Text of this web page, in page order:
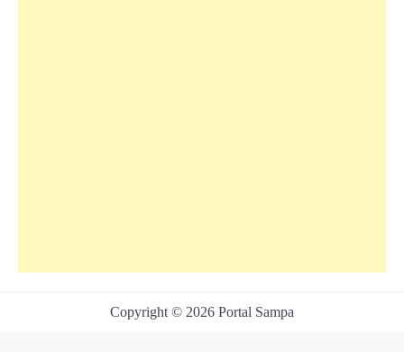
Copyright © 2026 Portal Sampa